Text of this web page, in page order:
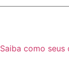
Saiba como